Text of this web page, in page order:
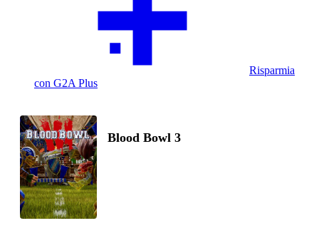
Risparmia
con G2A Plus
Blood Bowl 3